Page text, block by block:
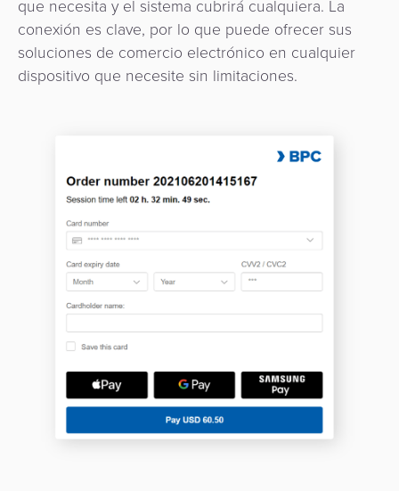
que necesita y el sistema cubrirá cualquiera. La
conexión es clave, por lo que puede ofrecer sus
soluciones de comercio electrónico en cualquier
dispositivo que necesite sin limitaciones.